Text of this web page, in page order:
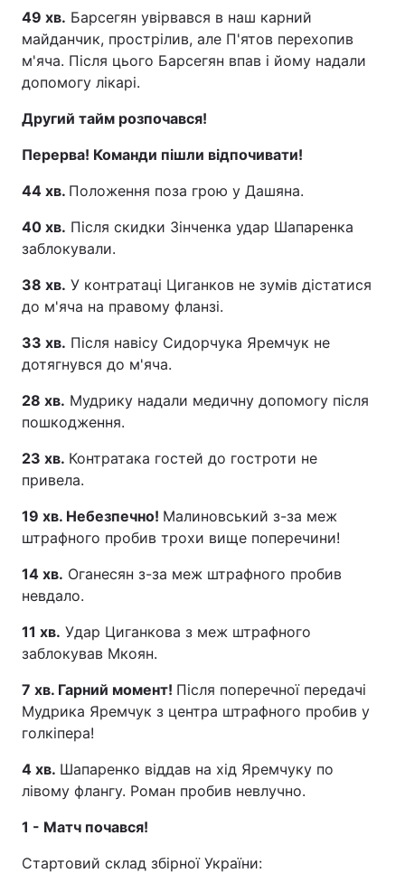
49 хв. Барсегян увірвався в наш карний
майданчик, прострілив, але П'ятов перехопив
м'яча. Після цього Барсегян впав і йому надали
допомогу лікарі.
Другий тайм розпочався!
Перерва! Команди пішли відпочивати!
44 хв. Положення поза грою у Дашяна.
40 хв. Після скидки Зінченка удар Шапаренка
заблокували.
38 хв. У контратаці Циганков не зумів дістатися
до м'яча на правому фланзі.
33 хв. Після навісу Сидорчука Яремчук не
дотягнувся до м'яча.
28 хв. Мудрику надали медичну допомогу після
пошкодження.
23 хв. Контратака гостей до гостроти не
привела.
19 хв. Небезпечно! Малиновський з-за меж
штрафного пробив трохи вище поперечини!
14 хв. Оганесян з-за меж штрафного пробив
невдало.
11 хв. Удар Циганкова з меж штрафного
заблокував Мкоян.
7 хв. Гарний момент! Після поперечної передачі
Мудрика Яремчук з центра штрафного пробив у
голкіпера!
4 хв. Шапаренко віддав на хід Яремчуку по
лівому флангу. Роман пробив невлучно.
1 - Матч почався!
Стартовий склад збірної України: